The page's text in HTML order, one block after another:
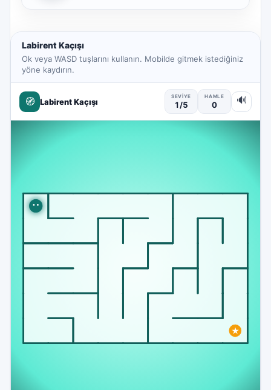
Labirent Kaçışı
Ok veya WASD tuşlarını kullanın. Mobilde gitmek istediğiniz
yöne kaydırın.